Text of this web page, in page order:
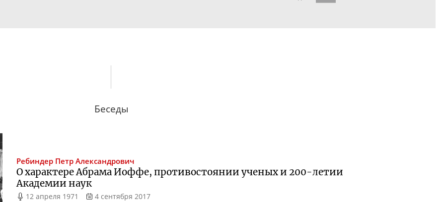
Беседы
Ребиндер Петр Александрович
О характере Абрама Иоффе, противостоянии ученых и 200-летии
Академии наук
12 апреля 1971 4 сентября 2017